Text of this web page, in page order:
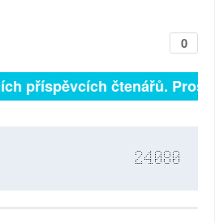
0
příspěvcích čtenářů.
24080